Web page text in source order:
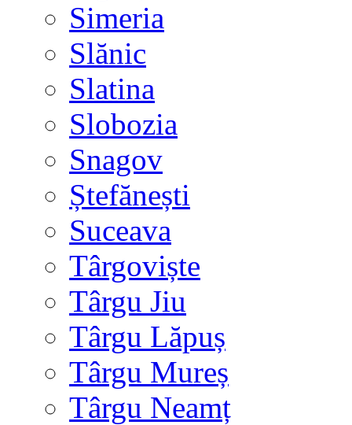
Simeria
Slănic
Slatina
Slobozia
Snagov
Ștefănești
Suceava
Târgoviște
Târgu Jiu
Târgu Lăpuș
Târgu Mureș
Târgu Neamț